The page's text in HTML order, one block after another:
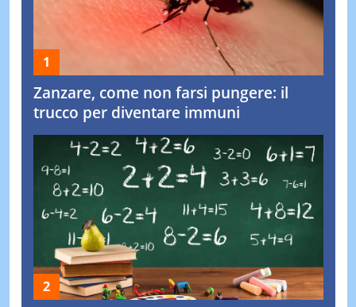
Zanzare, come non farsi pungere: il
trucco per diventare immuni